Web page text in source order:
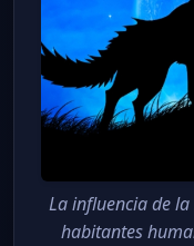
La influencia de
habitantes